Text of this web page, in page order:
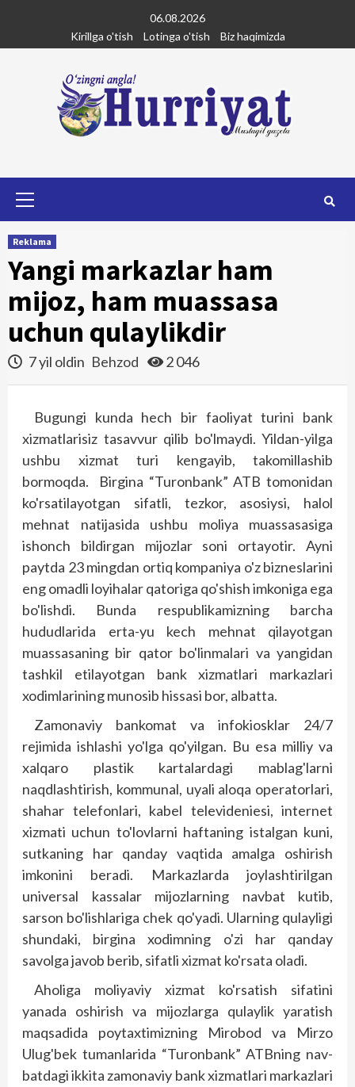
content
06.08.2026
Kirillga o'tish
Lotinga o'tish Biz haqimizda
Reklama
Yangi markazlar ham
mijoz, ham muassasa
uchun qulaylikdir
7 yil oldin Behzod 2 046
Bugungi kunda hech bir faoliyat turini bank
xizmatlarisiz tasavvur qilib bo'lmaydi. Yildan-yilga
ushbu xizmat turi kengayib, takomillashib
bormoqda. Birgina “Turonbank” ATB tomonidan
ko'rsatilayotgan sifatli, tezkor, asosiysi, halol
mehnat natijasida ushbu moliya muassasasiga
ishonch bildirgan mijozlar soni ortayotir. Ayni
paytda 23 mingdan ortiq kompaniya o'z bizneslarini
eng omadli loyihalar qatoriga qo'shish imkoniga ega
bo'lishdi. Bunda respublikamizning barcha
hududlarida erta-yu kech mehnat qilayotgan
muassasaning bir qator bo'linmalari va yangidan
tashkil etilayotgan bank xizmatlari markazlari
xodimlarining munosib hissasi bor, albatta.
Zamonaviy bankomat va infokiosklar 24/7
rejimida ishlashi yo'lga qo'yilgan. Bu esa milliy va
xalqaro plastik kartalardagi mablag'larni
naqdlashtirish, kommunal, uyali aloqa operatorlari,
shahar telefonlari, kabel televideniesi, internet
xizmati uchun to'lovlarni haftaning istalgan kuni,
sutkaning har qanday vaqtida amalga oshirish
imkonini beradi. Markazlarda joylashtirilgan
universal kassalar mijozlarning navbat kutib,
sarson bo'lishlariga chek qo'yadi. Ularning qulayligi
shundaki, birgina xodimning o'zi har qanday
savolga javob berib, sifatli xizmat ko'rsata oladi.
Aholiga moliyaviy xizmat ko'rsatish sifatini
yanada oshirish va mijozlarga qulaylik yaratish
maqsadida poytaxtimizning Mir­obod va Mirzo
Ulug'bek tumanlarida “Turonbank” ATBning nav­
batdagi ikkita zamonaviy bank xizmatlari markazlari